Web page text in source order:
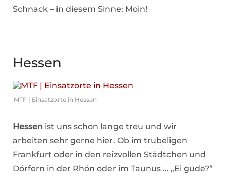
Schnack – in diesem Sinne: Moin!
Hessen
MTF | Einsatzorte in Hessen
Hessen ist uns schon lange treu und wir
arbeiten sehr gerne hier. Ob im trubeligen
Frankfurt oder in den reizvollen Städtchen und
Dörfern in der Rhön oder im Taunus … „Ei gude?“